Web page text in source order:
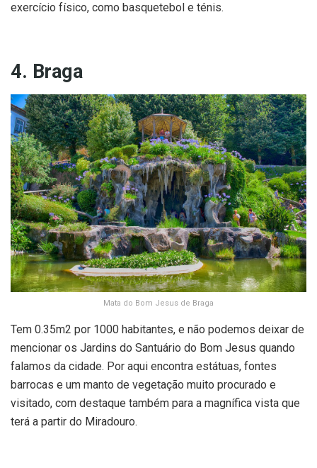
exercício físico, como basquetebol e ténis.
4. Braga
Mata do Bom Jesus de Braga
Tem 0.35m2 por 1000 habitantes, e não podemos deixar de
mencionar os Jardins do Santuário do Bom Jesus quando
falamos da cidade. Por aqui encontra estátuas, fontes
barrocas e um manto de vegetação muito procurado e
visitado, com destaque também para a magnífica vista que
terá a partir do Miradouro.